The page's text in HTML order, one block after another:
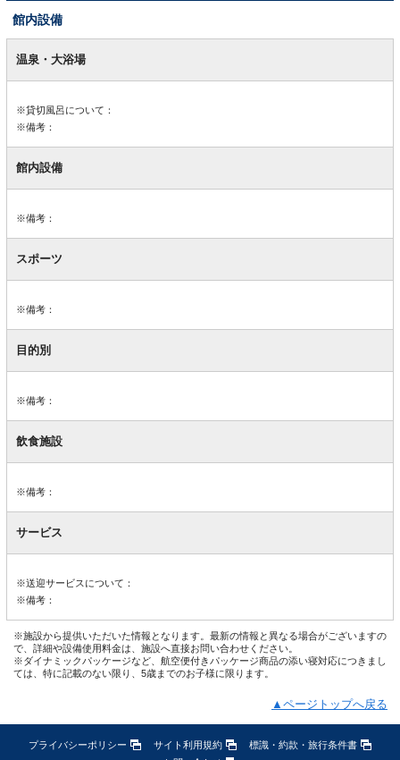
館内設備
内温泉・大浴場
※貸切風呂について：
※備考：
館内設備
※備考：
スポーツ
※備考：
目的別
※備考：
飲食施設
※備考：
サービス
※送迎サービスについて：
※備考：
※施設から提供いただいた情報となります。最新の情報と異なる場合がございますの
で、詳細や設備使用料金は、施設へ直接お問い合わせください。
※ダイナミックパッケージなど、航空便付きパッケージ商品の添い寝対応につきまし
ては、特に記載のない限り、5歳までのお子様に限ります。
▲ページトップへ戻る
プライバシーポリシー サイト利用規約
標識・約款・旅行条件書